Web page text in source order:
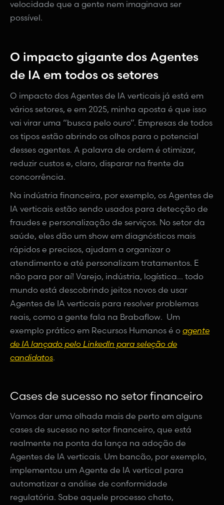
velocidade que a gente nem imaginava ser
possível.
O impacto gigante dos Agentes
de IA em todos os setores
O impacto dos Agentes de IA verticais já está em
vários setores, e em 2025, minha aposta é que isso
vai virar uma “busca pelo ouro”. Empresas de todos
os tipos estão abrindo os olhos para o potencial
desses agentes. A palavra de ordem é otimizar,
reduzir custos e, claro, disparar na frente da
concorrência.
Na indústria financeira, por exemplo, os Agentes de
IA verticais estão sendo usados para detecção de
fraudes e personalização de serviços. No setor da
saúde, eles dão um show em diagnósticos mais
rápidos e precisos, ajudam a organizar o
atendimento e até personalizam tratamentos. E
não para por aí! Varejo, indústria, logística... todo
mundo está descobrindo jeitos novos de usar
Agentes de IA verticais para resolver problemas
reais, como a gente fala na Brabaflow. Um
exemplo prático em Recursos Humanos é o agente
de IA lançado pelo LinkedIn para seleção de
candidatos.
Cases de sucesso no setor financeiro
Vamos dar uma olhada mais de perto em alguns
cases de sucesso no setor financeiro, que está
realmente na ponta da lança na adoção de
Agentes de IA verticais. Um bancão, por exemplo,
implementou um Agente de IA vertical para
automatizar a análise de conformidade
regulatória. Sabe aquele processo chato,